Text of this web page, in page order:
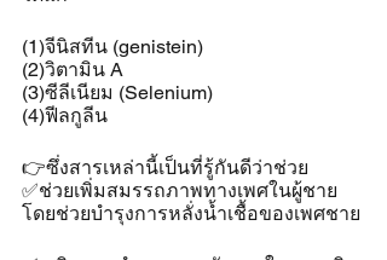
(1)จีนิสทีน (genistein)
(2)วิตามิน A
(3)ซีลีเนียม (Selenium)
(4)ฟีลกูลีน
👉ซึ่งสารเหล่านี้เป็นที่รู้กันดีว่าช่วย
✅ช่วยเพิ่มสมรรถภาพทางเพศในผู้ชาย
โดยช่วยบำรุงการหลั่งน้ำเชื้อของเพศชาย